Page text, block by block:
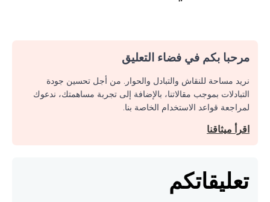
مرحبا بكم في فضاء التعليق
نريد مساحة للنقاش والتبادل والحوار. من أجل تحسين جودة
التبادلات بموجب مقالاتنا، بالإضافة إلى تجربة مساهمتك، ندعوك
لمراجعة قواعد الاستخدام الخاصة بنا.
اقرأ ميثاقنا
تعليقاتكم